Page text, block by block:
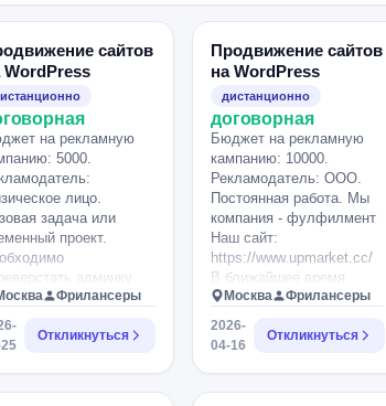
сайтов
WordPress
на рекламную
5000.
лицо.
задача или
проект.
админку
на
есть новый
с адаптацией под
тоже самое.
11 экранов.
Фрилансеры
Откликнуться
Продвижение сайтов
на WordPress
дистанционно
договорная
Бюджет на рекламную
кампанию: 10000.
Рекламодатель: ООО.
Постоянная работа. Мы
компания - фулфилмент
Наш сайт:
https://www.upmarket.cc/
В ближайшее время
будет перенесен на
WordPress Ищем
исполнителя по SEO
Опыт работы с B2B-
сайтами (пришлите
Москва
Фрилансеры
2026-
04-16
Откликнуться